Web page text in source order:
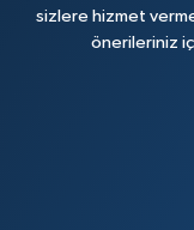
sizlere hizmet
önerileriniz